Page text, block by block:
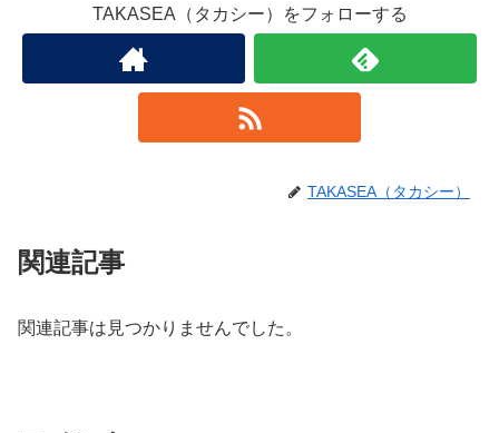
TAKASEA（タカシー）をフォローする
TAKASEA（タカシー）
関連記事
関連記事は見つかりませんでした。